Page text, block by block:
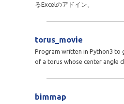
るExcelのアドイン。
torus_movie
Program written in Python3 to
of a torus whose center angle
bimmap